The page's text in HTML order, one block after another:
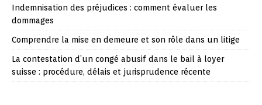
Indemnisation des préjudices : comment évaluer les
dommages
Comprendre la mise en demeure et son rôle dans un litige
La contestation d’un congé abusif dans le bail à loyer
suisse : procédure, délais et jurisprudence récente